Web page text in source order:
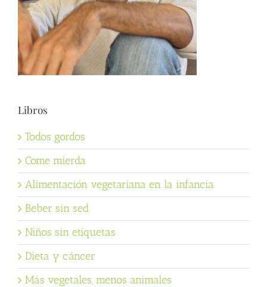
Libros
Todos gordos
Come mierda
Alimentación vegetariana en la infancia
Beber sin sed
Niños sin etiquetas
Dieta y cáncer
Más vegetales, menos animales